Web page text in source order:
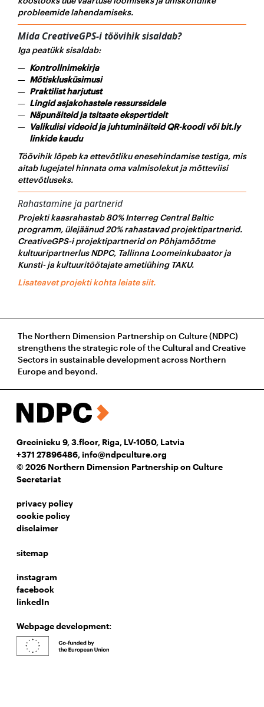
probleemide lahendamiseks.
Mida CreativeGPS-i töövihik sisaldab?
Iga peatükk sisaldab:
Kontrollnimekirja
Mõtisklusküsimusi
Praktilist harjutust
Lingid asjakohastele ressurssidele
Näpunäiteid ja tsitaate ekspertidelt
Valikulisi videoid ja juhtuminäiteid QR-koodi või bit.ly
linkide kaudu
Töövihik lõpeb ka ettevõtliku enesehindamise testiga, mis
aitab lugejatel hinnata oma valmisolekut ja mõtteviisi
ettevõtluseks.
Rahastamine ja partnerid
Projekti kaasrahastab 80% Interreg Central Baltic
programm, ülejäänud 20% rahastavad projektipartnerid.
CreativeGPS-i projektipartnerid on Põhjamõõtme
kultuuripartnerlus NDPC, Tallinna Loomeinkubaator ja
Kunsti- ja kultuuritöötajate ametiühing TAKU.
Lisateavet projekti kohta leiate siit.
The Northern Dimension Partnership on Culture (NDPC)
strengthens the strategic role of the Cultural and Creative
Sectors in sustainable development across Northern
Europe and beyond.
Grecinieku 9, 3.floor, Riga, LV-1050, Latvia
+371 27896486, info@ndpculture.org
© 2026 Northern Dimension Partnership on Culture
Secretariat
privacy policy
cookie policy
disclaimer
sitemap
instagram
facebook
linkedIn
Webpage development: